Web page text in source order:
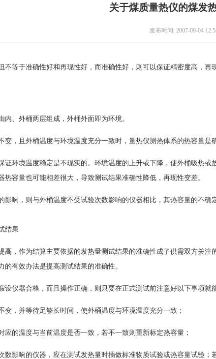
关于煤质量热仪的煤发
发布时间: 2007-09-04
不等于准确性好和再现性好，而准确性好，则可以保证精密度高，再
内、外桶两层组成，外桶外面即为环境。
变，且外桶温度与环境温度充分一致时，量热仪测热体系的热容量是
证环境温度稳定是不现实的。环境温度的上升或下降，使外桶吸热
热容量也可能相差很大，导致测试结果准确性降低，再现性变差。
影响，则与外桶温度不受试验次数影响的仪器相比，其热容量的不确
结果
高，作为结算主要依据的发热量测试结果的准确性成了供需双方关
的有效办法是提高测试结果的准确性。
设仪器合格，而且操作正确，则只要在正式测试前注意好以下事项就
变，并等待足够长时间，使外桶温度与环境温度充分一致；
应的温度与当前温度是否一致，若不一致则重新标定热容量；
数影响的仪器，应在测试发热量时插做标准物质试验或热容量试验；